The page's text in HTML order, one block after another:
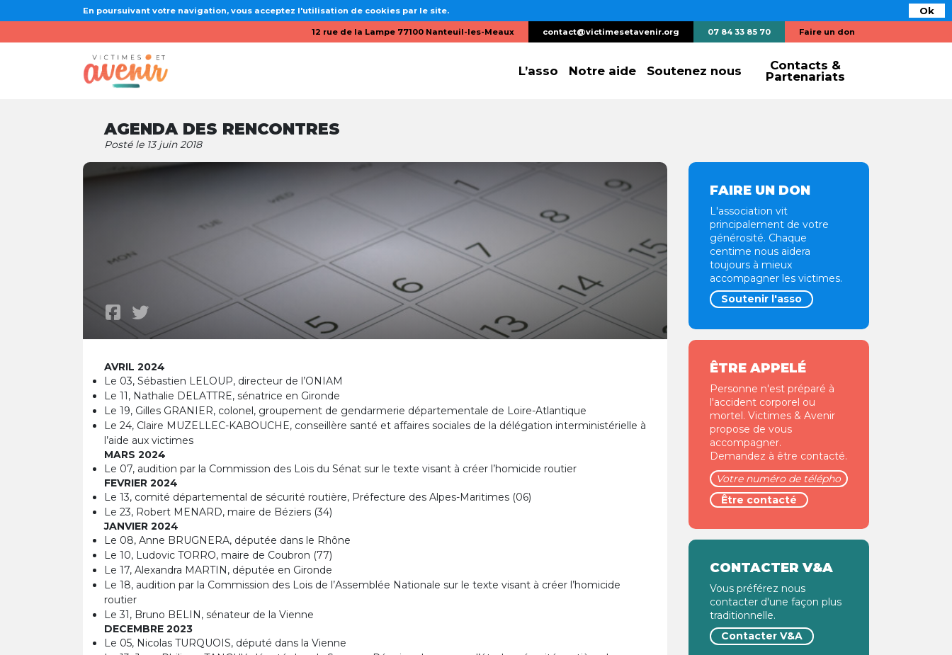
Ok
En poursuivant votre navigation, vous acceptez l'utilisation de cookies par le site.
12 rue de la Lampe 77100 Nanteuil-les-Meaux contact@victimesetavenir.org 07 84 33 85 70 Faire un don
L’asso Notre aide Soutenez nous
Contacts &
Partenariats
AGENDA DES RENCONTRES
Posté le 13 juin 2018
AVRIL 2024
Le 03, Sébastien LELOUP, directeur de l’ONIAM
Le 11, Nathalie DELATTRE, sénatrice en Gironde
Le 19, Gilles GRANIER, colonel, groupement de gendarmerie départementale de Loire-Atlantique
Le 24, Claire MUZELLEC-KABOUCHE, conseillère santé et affaires sociales de la délégation interministérielle à
l’aide aux victimes
MARS 2024
Le 07, audition par la Commission des Lois du Sénat sur le texte visant à créer l’homicide routier
FEVRIER 2024
Le 13, comité départemental de sécurité routière, Préfecture des Alpes-Maritimes (06)
Le 23, Robert MENARD, maire de Béziers (34)
JANVIER 2024
Le 08, Anne BRUGNERA, députée dans le Rhône
Le 10, Ludovic TORRO, maire de Coubron (77)
Le 17, Alexandra MARTIN, députée en Gironde
Le 18, audition par la Commission des Lois de l’Assemblée Nationale sur le texte visant à créer l’homicide
routier
Le 31, Bruno BELIN, sénateur de la Vienne
DECEMBRE 2023
Le 05, Nicolas TURQUOIS, député dans la Vienne
FAIRE UN DON
L'association vit
principalement de votre
générosité. Chaque
centime nous aidera
toujours à mieux
accompagner les victimes.
Soutenir l'asso
ÊTRE APPELÉ
Personne n'est préparé à
l'accident corporel ou
mortel. Victimes & Avenir
propose de vous
accompagner.
Demandez à être contacté.
CONTACTER V&A
Vous préférez nous
contacter d'une façon plus
traditionnelle.
Contacter V&A